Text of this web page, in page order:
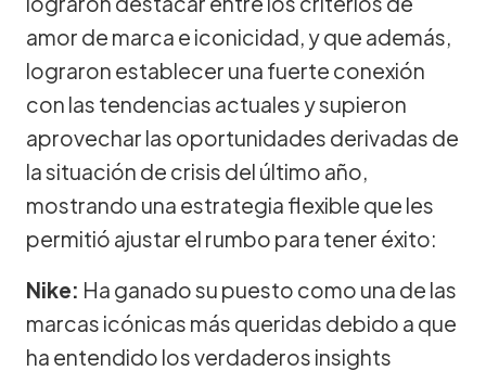
amor de marca e iconicidad, y que además,
lograron establecer una fuerte conexión
con las tendencias actuales y supieron
aprovechar las oportunidades derivadas de
la situación de crisis del último año,
mostrando una estrategia flexible que les
permitió ajustar el rumbo para tener éxito:
Nike: Ha ganado su puesto como una de las
marcas icónicas más queridas debido a que
ha entendido los verdaderos insights